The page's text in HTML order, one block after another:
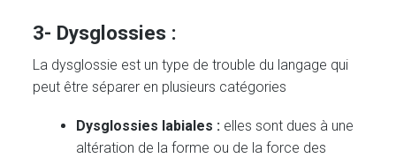
3- Dysglossies :
La dysglossie est un type de trouble du langage qui
peut être séparer en plusieurs catégories
Dysglossies labiales : elles sont dues à une
altération de la forme ou de la force des